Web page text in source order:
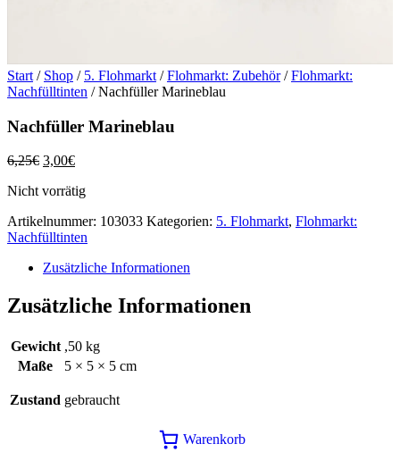
Start / Shop / 5. Flohmarkt /Flohmarkt: Zubehör/Flohmarkt:
Nachfülltinten / Nachfüller Marineblau
Nachfüller Marineblau
6,25€ Ursprünglicher
war:
3,00€Aktueller
ist:
Nicht vorrätig
Artikelnummer: 103033 Kategorien: 5. Flohmarkt, Flohmarkt:
Nachfülltinten
Zusätzliche Informationen
Zusätzliche Informationen
Gewicht ,50 kg
Maße
5 × 5 × 5 cm
Zustand gebraucht
Warenkorb